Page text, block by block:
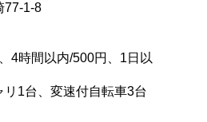
77-1-8
4時間以内/500円、1日以
1台、変速付自転車3台